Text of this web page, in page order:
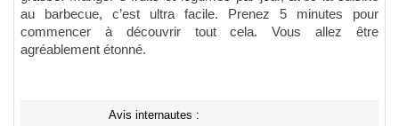
au barbecue, c’est ultra facile. Prenez 5 minutes pour
commencer à découvrir tout cela. Vous allez être
agréablement étonné.
Avis internautes :